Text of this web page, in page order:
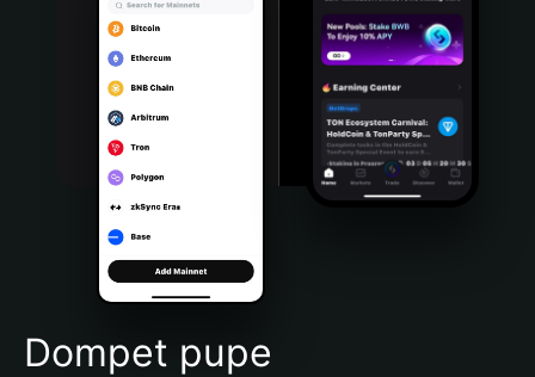
Português (Portugal)
Bahasa Indonesia
Português (Brasil)
Español (Argentina)
Dompet pupe